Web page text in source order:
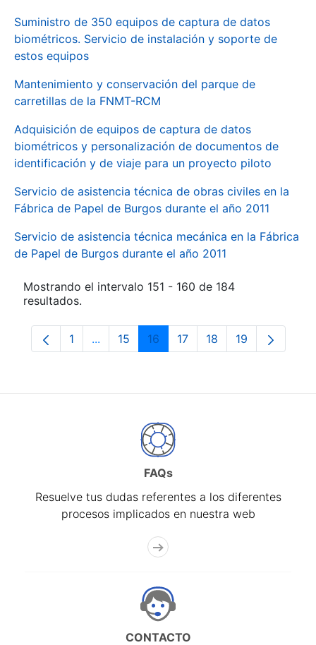
Suministro de 350 equipos de captura de datos
biométricos. Servicio de instalación y soporte de
estos equipos
Mantenimiento y conservación del parque de
carretillas de la FNMT-RCM
Adquisición de equipos de captura de datos
biométricos y personalización de documentos de
identificación y de viaje para un proyecto piloto
Servicio de asistencia técnica de obras civiles en la
Fábrica de Papel de Burgos durante el año 2011
Servicio de asistencia técnica mecánica en la Fábrica
de Papel de Burgos durante el año 2011
Mostrando el intervalo 151 - 160 de 184
resultados.
Página
1 ...Páginas intermedias Use TAB para
Página
15 Página
16 Página
17 Página
18 Página
19
FAQs
Resuelve tus dudas referentes a los diferentes
procesos implicados en nuestra web
CONTACTO